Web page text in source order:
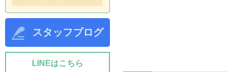
スタッフブログ
LINEはこちら